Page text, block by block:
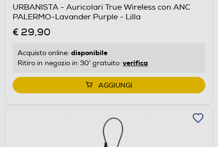
URBANISTA - Auricolari True Wireless con ANC
PALERMO-Lavander Purple - Lilla
€ 29,90
Acquisto online: disponibile
Ritiro in negozio in 30' gratuito: verifica
AGGIUNGI